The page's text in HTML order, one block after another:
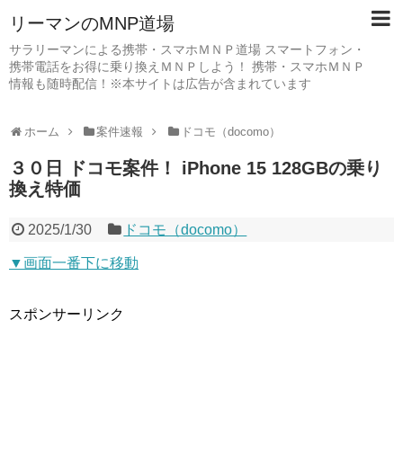
リーマンのMNP道場
サラリーマンによる携帯・スマホＭＮＰ道場 スマートフォン・
携帯電話をお得に乗り換えＭＮＰしよう！ 携帯・スマホＭＮＰ
情報も随時配信！※本サイトは広告が含まれています
ホーム 案件速報 ドコモ（docomo）
３０日 ドコモ案件！ iPhone 15 128GBの乗り
換え特価
2025/1/30 ドコモ（docomo）
▼画面一番下に移動
スポンサーリンク